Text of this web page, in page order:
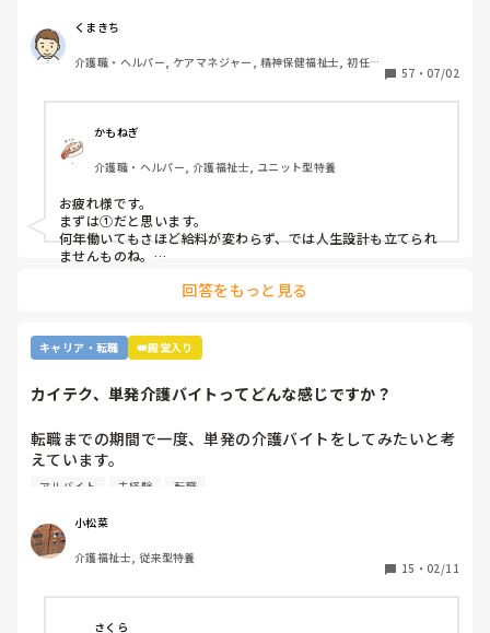
②利用者に叩かれるなど危険があるから。
③他業種に転職できるスキルがつかなさそうだから。
④職場の立地が悪いところが多いから。
⑥施設を作りすぎているから。
⑦時間外労働が多いから。
⑧介護の業界人が綺麗事しか言わないから。
⑨人がいないのに新卒を優遇するから。
⑩未経験可の求人しかないから。
11マネジメント層がまともでないから。
12その他
くまきち
介護職・ヘルパー, ケアマネジャー, 精神保健福祉士, 初任者
57 ・ 07/02
かもねぎ
介護職・ヘルパー, 介護福祉士, ユニット型特養
お疲れ様です。
まずは①だと思います。
何年働いてもさほど給料が変わらず、では人生設計も立てられ
ませんものね。
回答をもっと見る
キャリア・転職 👑殿堂入り
カイテク、単発介護バイトってどんな感じですか？
転職までの期間で一度、単発の介護バイトをしてみたいと考
えています。
ですが単発バイトを求めてるってことはそれなりに忙しい施
かなか踏み出せずにいます。
もし経験ある方いらっしゃいましたら、どんな感じだったか
アルバイト 未経験 転職
小松菜
介護福祉士, 従来型特養
15 ・ 02/11
さくら